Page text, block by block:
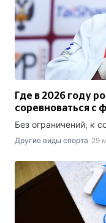
Где в 2026 году
соревноваться с
Без ограничений, к
Другие виды спорта 29